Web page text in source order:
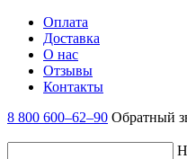
Оплата
Доставка
О нас
Отзывы
Контакты
8 800 600–62–90 Обратный